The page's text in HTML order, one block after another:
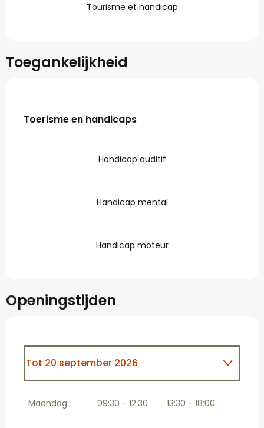
Tourisme et handicap
Toegankelijkheid
Toerisme en handicaps
Toerisme en handicaps
Handicap auditif
Handicap mental
Handicap moteur
Openingstijden
Tot 20 september 2026
november 2026
Maandag 09:30 - 12:30 13:30 - 18:00